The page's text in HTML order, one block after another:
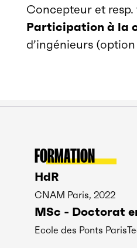
Concepteur et
Participation à la
d’ingénieurs
FORMATION
HdR
CNAM Paris, 2022
MSc - Doctorat
Ecole des Ponts